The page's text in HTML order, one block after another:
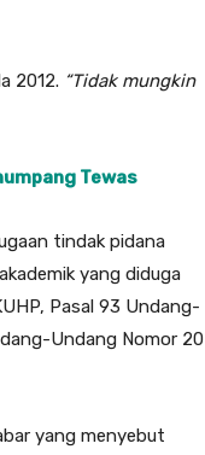
2012. “Tidak mungkin
Tewas
tindak pidana
yang diduga
Pasal 93 Undang-
Undang Nomor 20
yang menyebut